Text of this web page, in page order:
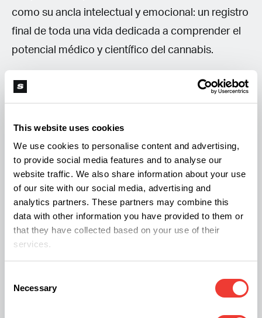
This website uses cookies
We use cookies to personalise content and advertising,
to provide social media features and to analyse our
website traffic. We also share information about your use
of our site with our social media, advertising and
analytics partners. These partners may combine this
data with other information you have provided to them or
that they have collected based on your use of their
services.
Selection
Necessary
como su ancla intelectual y emocional: un registro
final de toda una vida dedicada a comprender el
potencial médico y científico del cannabis.
The Pl*nt también cuenta con el educador
cannábico Jorge Cervantes, cuyos libros llegaron
a los cultivadores allí donde las leyes no podían;
Boy Ramsahai, fundador de Royal Queen Seeds;
la abogada Meital Manzuri, que ha dedicado su
carrera a navegar las contradicciones legales en
torno a la planta; el empresario del cáñamo
Vincent Lartizien, que transforma el cultivo en
biomateriales y nutrición; el influencer Max
encontró alivio de la epilepsia gracias al CBD. En